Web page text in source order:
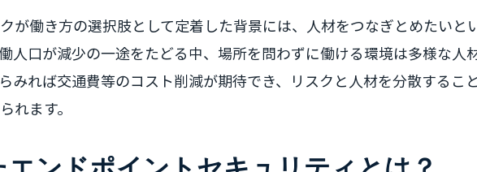
が働き方の選択肢として定着した背景には、人材をつなぎとめたいと
人口が減少の一途をたどる中、場所を問わずに働ける環境は多様な人
みれば交通費等のコスト削減が期待でき、リスクと人材を分散するこ
れます。